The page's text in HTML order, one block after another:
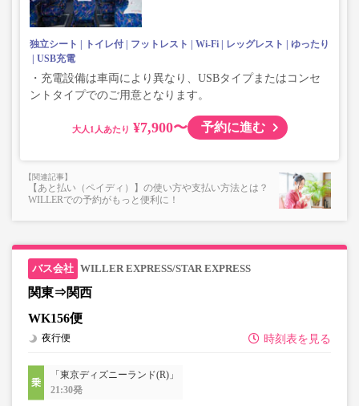
独立シート トイレ付 フットレスト Wi-Fi レッグレスト
ゆったり
USB充電
・充電設備は車両により異なり、USBタイプまたはコンセ
ントタイプでのご用意となります。
大人 ¥7,900〜 予約に進む
【あと払い（ペイディ）】の使い方や支払い方法とは？
WILLERでの予約がもっと便利に！
WILLER EXPRESS/STAR EXPRESS
関東⇒関西
WK156便
時刻表を見る
夜行便
「東京ディズニーランド(R)」
21:30発